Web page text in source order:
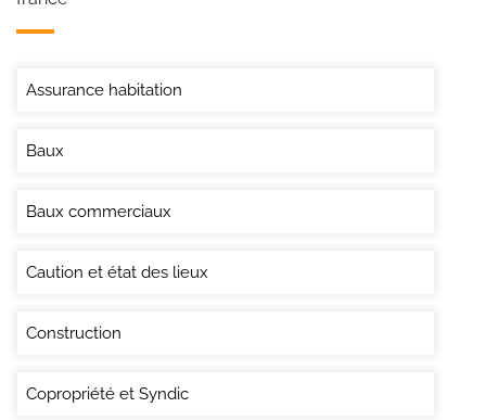
Assurance habitation
Baux
Baux commerciaux
Caution et état des lieux
Construction
Copropriété et Syndic